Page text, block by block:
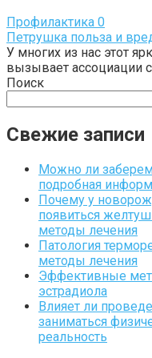
Профилактика 0
Петрушка польза и
У многих из нас этот
вызывает ассоциации
Поиск
Свежие записи
Можно ли
подробная
Почему у
появиться
методы лечения
Патология
методы лечения
Эффективные
эстрадиола
Влияет ли
заниматься
реальность